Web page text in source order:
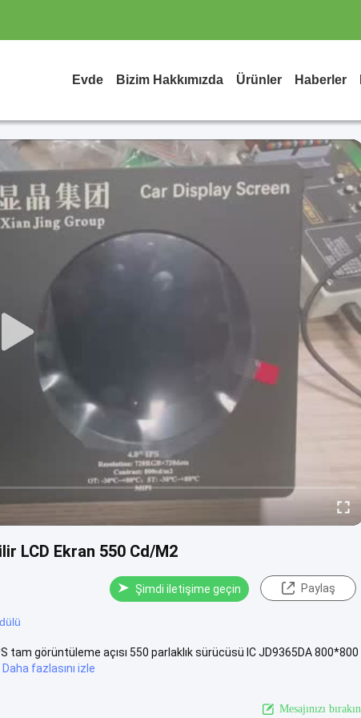
Evde Bizim Hakkımızda Ürünler Haberler
LCD Ekran 550 Cd/M2
Şimdi iletişime geçin Paylaş
tam görüntüleme açısı 550 parlaklık sürücüsü IC JD9365DA 800*800
Daha fazlasını izle
Mesajınızı bırakın.